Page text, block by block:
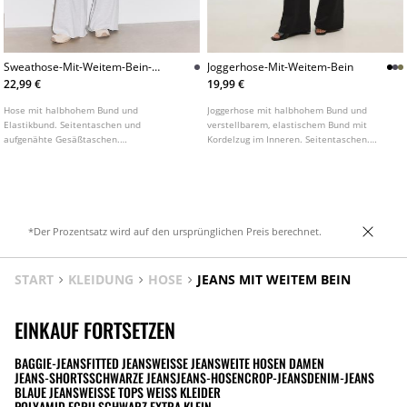
Sweathose-Mit-Weitem-Bein-
Und-Paspel
22,99 €
Hose mit halbhohem Bund und
Elastikbund. Seitentaschen und
aufgenähte Gesäßtaschen.
Joggerhose-Mit-Weitem-Bein
19,99 €
Joggerhose mit halbhohem Bund und
verstellbarem, elastischem Bund mit
Kordelzug im Inneren. Seitentaschen.
*Der Prozentsatz wird auf den ursprünglichen Preis berechnet.
START KLEIDUNG HOSE JEANS MIT WEITEM BEIN
EINKAUF FORTSETZEN
BAGGIE-JEANSFITTED JEANSWEISSE JEANS WEITE HOSEN DAMEN
JEANS-SHORTSSCHWARZE JEANSJEANS-HOSENCROP-JEANSDENIM-JEANS
BLAUE JEANSWEISSE TOPS WEISS KLEIDER